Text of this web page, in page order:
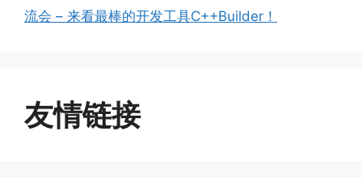
流会 – 来看最棒的开发工具C++Builder！
友情链接